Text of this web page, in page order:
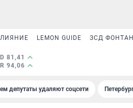
LEMON GUIDE ЗСД
81,41
94,06
депутаты удаляют соцсети